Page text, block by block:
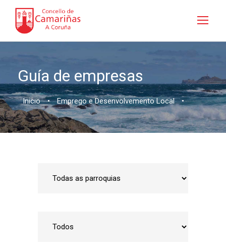
Guía de empresas
Inicio • Emprego e Desenvolvemento Local •